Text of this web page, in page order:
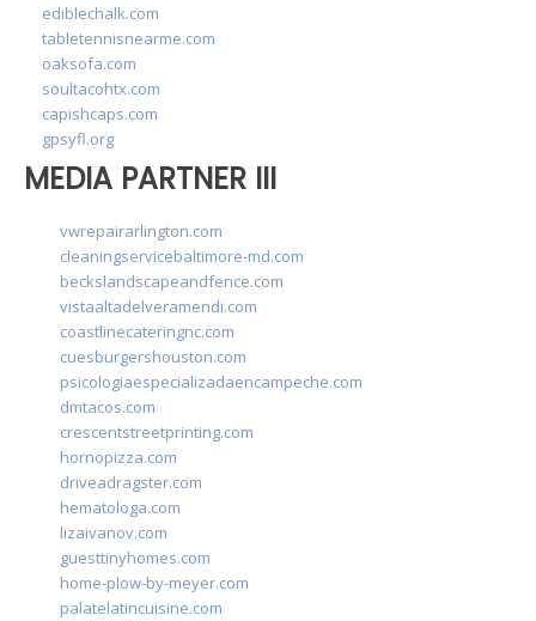
ediblechalk.com
tabletennisnearme.com
oaksofa.com
soultacohtx.com
capishcaps.com
gpsyfl.org
MEDIA PARTNER III
vwrepairarlington.com
cleaningservicebaltimore-md.com
beckslandscapeandfence.com
vistaaltadelveramendi.com
coastlinecateringnc.com
cuesburgershouston.com
psicologiaespecializadaencampeche.com
dmtacos.com
crescentstreetprinting.com
hornopizza.com
driveadragster.com
hematologa.com
lizaivanov.com
guesttinyhomes.com
home-plow-by-meyer.com
palatelatincuisine.com